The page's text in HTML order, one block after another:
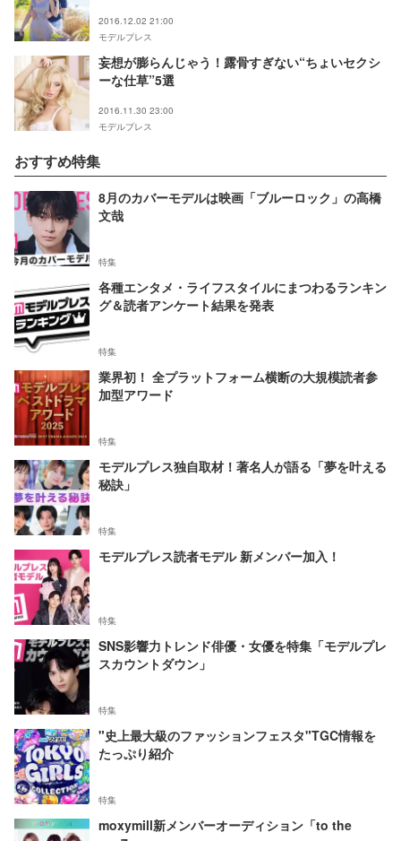
2016.12.02 21:00
モデルプレス
妄想が膨らんじゃう！露骨すぎない“ちょいセクシ
ーな仕草”5選
2016.11.30 23:00
モデルプレス
おすすめ特集
8月のカバーモデルは映画「ブルーロック」の高橋
文哉
特集
各種エンタメ・ライフスタイルにまつわるランキン
グ＆読者アンケート結果を発表
特集
業界初！ 全プラットフォーム横断の大規模読者参
加型アワード
特集
モデルプレス独自取材！著名人が語る「夢を叶える
秘訣」
特集
モデルプレス読者モデル 新メンバー加入！
特集
SNS影響力トレンド俳優・女優を特集「モデルプレ
スカウントダウン」
特集
"史上最大級のファッションフェスタ"TGC情報を
たっぷり紹介
特集
moxymill新メンバーオーディション「to the